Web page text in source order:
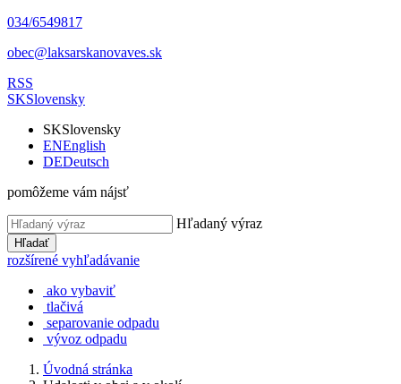
034/6549817
obec@laksarskanovaves.sk
RSS
SKSlovensky
SKSlovensky
ENEnglish
DEDeutsch
pomôžeme vám nájsť
Hľadaný výraz
Hľadať
rozšírené vyhľadávanie
ako vybaviť
tlačivá
separovanie odpadu
vývoz odpadu
Úvodná stránka